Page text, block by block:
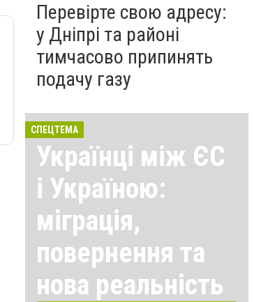
Перевірте свою адресу:
у Дніпрі та районі
тимчасово припинять
подачу газу
СПЕЦТЕМА
Українці між ЄС
і Україною:
міграція,
повернення та
нова реальність